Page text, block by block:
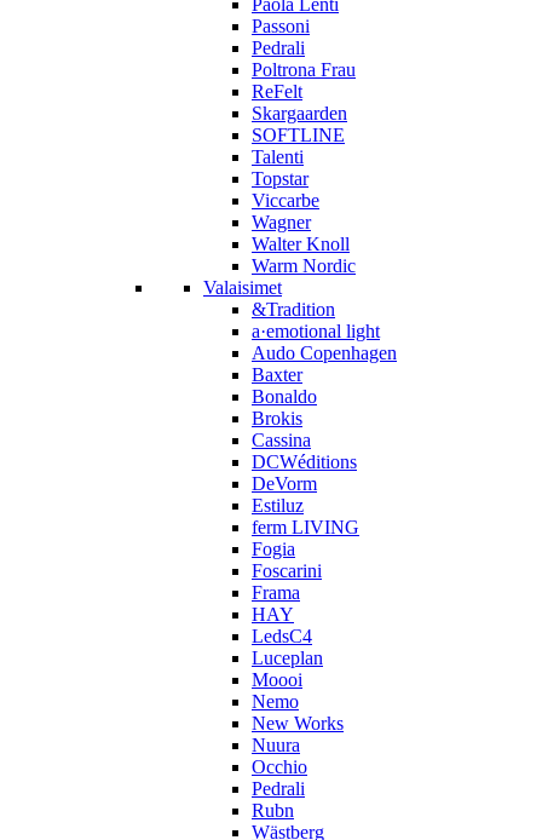
Paola Lenti
Passoni
Pedrali
Poltrona Frau
ReFelt
Skargaarden
SOFTLINE
Talenti
Topstar
Viccarbe
Wagner
Walter Knoll
Warm Nordic
Valaisimet
&Tradition
a·emotional light
Audo Copenhagen
Baxter
Bonaldo
Brokis
Cassina
DCWéditions
DeVorm
Estiluz
ferm LIVING
Fogia
Foscarini
Frama
HAY
LedsC4
Luceplan
Moooi
Nemo
New Works
Nuura
Occhio
Pedrali
Rubn
Wästberg